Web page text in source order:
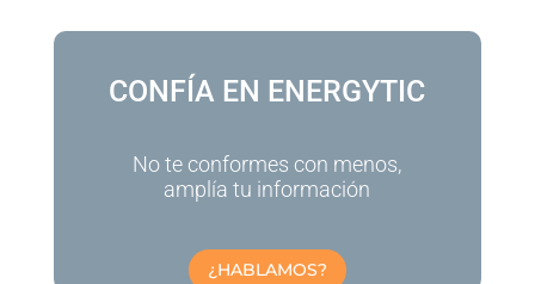
CONFÍA EN ENERGYTIC
No te conformes con menos,
amplía tu información
¿HABLAMOS?